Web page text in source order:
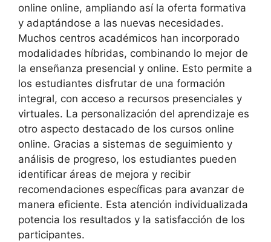
online online, ampliando así la oferta formativa
y adaptándose a las nuevas necesidades.
Muchos centros académicos han incorporado
modalidades híbridas, combinando lo mejor de
la enseñanza presencial y online. Esto permite a
los estudiantes disfrutar de una formación
integral, con acceso a recursos presenciales y
virtuales. La personalización del aprendizaje es
otro aspecto destacado de los cursos online
online. Gracias a sistemas de seguimiento y
análisis de progreso, los estudiantes pueden
identificar áreas de mejora y recibir
recomendaciones específicas para avanzar de
manera eficiente. Esta atención individualizada
potencia los resultados y la satisfacción de los
participantes.